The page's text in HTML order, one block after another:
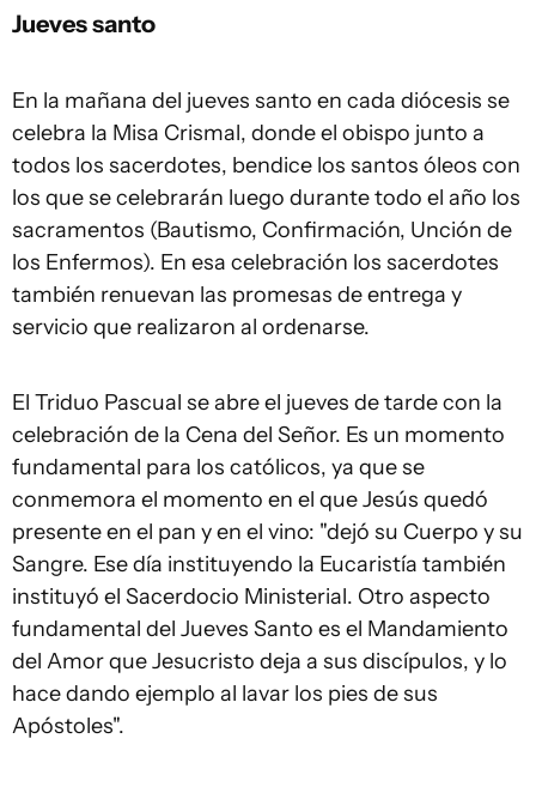
Jueves santo
En la mañana del jueves santo en cada diócesis se
celebra la Misa Crismal, donde el obispo junto a
todos los sacerdotes, bendice los santos óleos con
los que se celebrarán luego durante todo el año los
sacramentos (Bautismo, Confirmación, Unción de
los Enfermos). En esa celebración los sacerdotes
también renuevan las promesas de entrega y
servicio que realizaron al ordenarse.
El Triduo Pascual se abre el jueves de tarde con la
celebración de la Cena del Señor. Es un momento
fundamental para los católicos, ya que se
conmemora el momento en el que Jesús quedó
presente en el pan y en el vino: "dejó su Cuerpo y su
Sangre. Ese día instituyendo la Eucaristía también
instituyó el Sacerdocio Ministerial. Otro aspecto
fundamental del Jueves Santo es el Mandamiento
del Amor que Jesucristo deja a sus discípulos, y lo
hace dando ejemplo al lavar los pies de sus
Apóstoles".